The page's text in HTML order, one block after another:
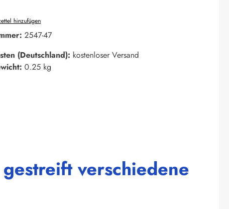
hinzufügen
2547-47
(Deutschland): kostenloser Versand
0.25 kg
verschiedene